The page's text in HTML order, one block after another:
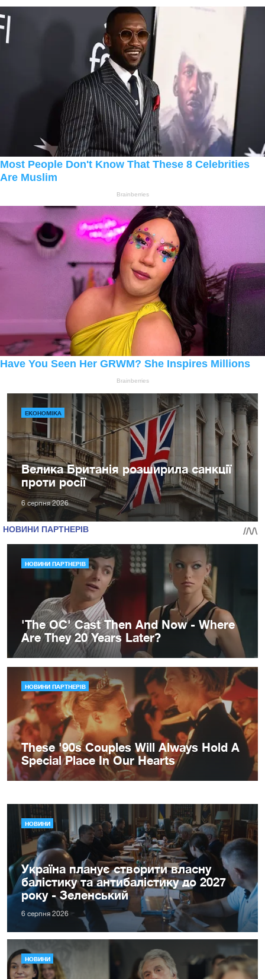
ЕКОНОМІКА
Велика Британія розширила санкції
проти росії
6 серпня 2026
НОВИНИ
Україна планує створити власну
балістику та антибалістику до 2027
року - Зеленський
6 серпня 2026
НОВИНИ